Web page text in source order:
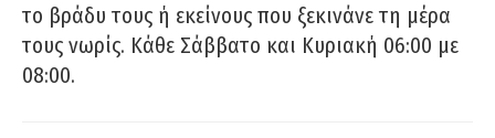
το βράδυ τους ή εκείνους που ξεκινάνε τη μέρα
τους νωρίς. Κάθε Σάββατο και Κυριακή 06:00 με
08:00.